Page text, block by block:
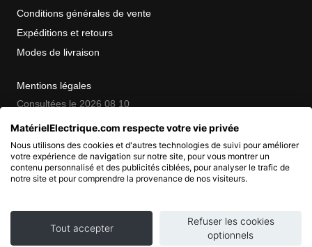
Conditions générales de vente
Expéditions et retours
Modes de livraison
Mentions légales
Consultées le 2026 08 10
COPYRIGHT
© 2007 - 2026 Nimbanet
MatérielElectrique.com respecte votre vie privée
Nous utilisons des cookies et d'autres technologies de suivi pour améliorer
votre expérience de navigation sur notre site, pour vous montrer un
contenu personnalisé et des publicités ciblées, pour analyser le trafic de
notre site et pour comprendre la provenance de nos visiteurs.
Tout accepter
Refuser les cookies
optionnels